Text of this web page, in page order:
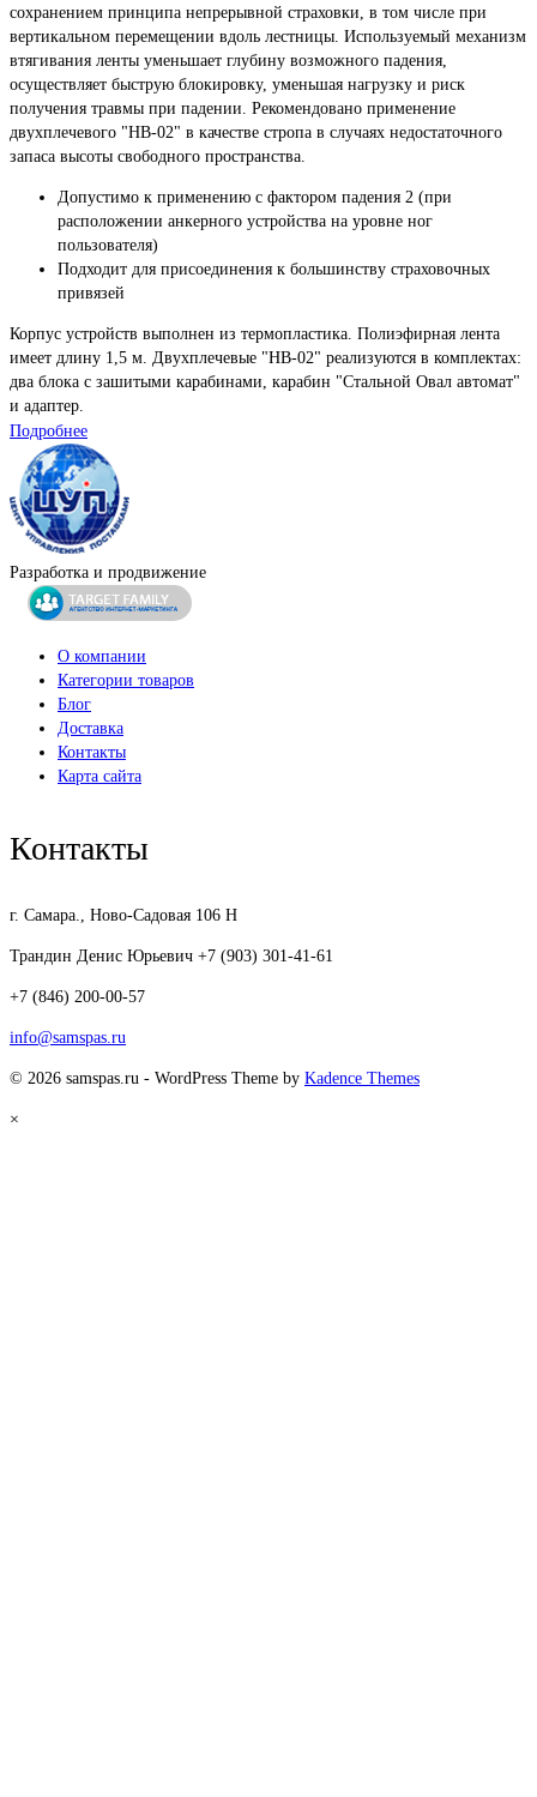
сохранением принципа непрерывной страховки, в том числе при
вертикальном перемещении вдоль лестницы. Используемый механизм
втягивания ленты уменьшает глубину возможного падения,
осуществляет быструю блокировку, уменьшая нагрузку и риск
получения травмы при падении. Рекомендовано применение
двухплечевого "НВ-02" в качестве стропа в случаях недостаточного
запаса высоты свободного пространства.
Допустимо к применению с фактором падения 2 (при
расположении анкерного устройства на уровне ног
пользователя)
Подходит для присоединения к большинству страховочных
привязей
Корпус устройств выполнен из термопластика. Полиэфирная лента
имеет длину 1,5 м. Двухплечевые "НВ-02" реализуются в комплектах:
два блока с зашитыми карабинами, карабин "Стальной Овал автомат"
и адаптер.
Подробнее
Разработка и продвижение
О компании
Категории товаров
Блог
Доставка
Контакты
Карта сайта
Контакты
г. Самара., Ново-Садовая 106 Н
Трандин Денис Юрьевич +7 (903) 301-41-61
+7 (846) 200-00-57
info@samspas.ru
© 2026 samspas.ru - WordPress Theme by Kadence Themes
×